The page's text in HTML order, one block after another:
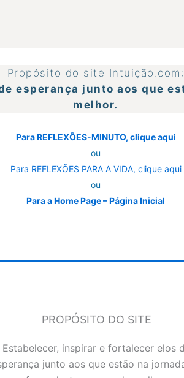
Propósito do site Intuição.com:
esperança junto aos que
melhor.
Para REFLEXÕES-MINUTO, clique aqui
ou
Para REFLEXÕES PARA A VIDA, clique aqui
ou
Para a Home Page – Página Inicial
PROPÓSITO DO SITE
Estabelecer, inspirar e fortalecer elos
junto aos que estão na